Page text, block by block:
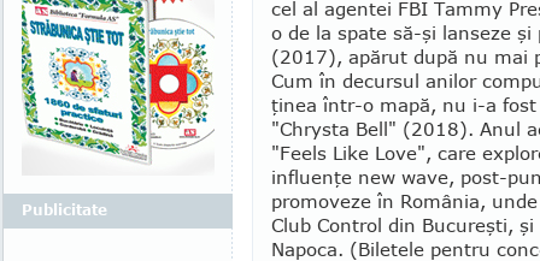
cel al agen­tei FBI Tammy
o de la spate să-şi lanseze
(2017), apărut după nu mai
Cum în de­cursul anilor
ţinea într-o mapă, nu i-a fost
"Chrysta Bell" (2018). Anul
"Feels Like Love", care
influenţe new wave, post-
promoveze în România,
Club Con­trol din Bu­cureşti, şi
Napoca. (Biletele pen­tru
Publicitate